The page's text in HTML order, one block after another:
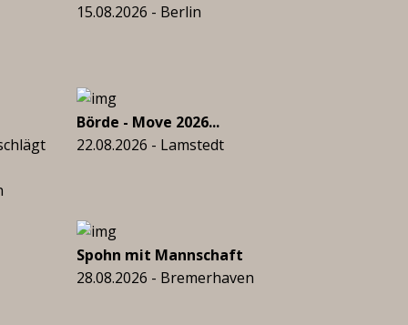
15.08.2026 - Berlin
Börde - Move 2026...
22.08.2026 - Lamstedt
Spohn mit Mannschaft
28.08.2026 - Bremerhaven